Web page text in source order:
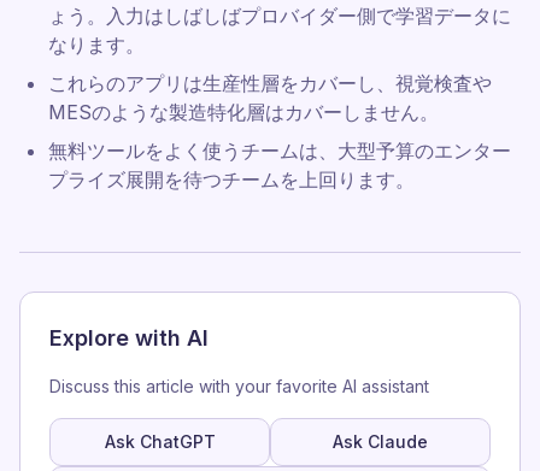
ょう。入力はしばしばプロバイダー側で学習データに
なります。
これらのアプリは生産性層をカバーし、視覚検査や
MESのような製造特化層はカバーしません。
無料ツールをよく使うチームは、大型予算のエンター
プライズ展開を待つチームを上回ります。
Explore with AI
Discuss this article with your favorite AI assistant
Ask ChatGPT Ask Claude